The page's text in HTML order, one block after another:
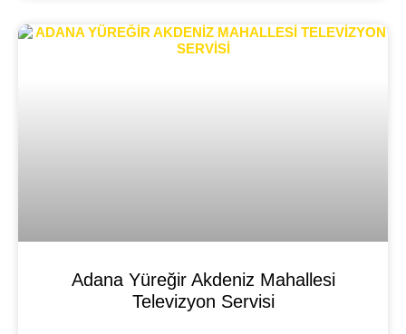
Adana Yüreğir Akdeniz Mahallesi
Televizyon Servisi